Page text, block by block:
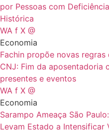
por Pessoas com
Histórica
WA f X @
Economia
Fachin propõe novas
CNJ: Fim da aposentadoria
presentes e eventos
WA f X @
Economia
Sarampo Ameaça São
Levam Estado a Intensificar